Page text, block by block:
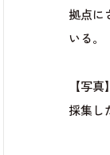
拠点に
いる。
【写真】
採集し